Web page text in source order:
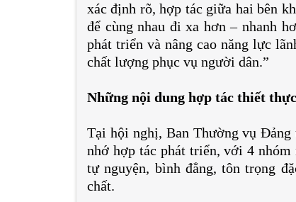
xác định rõ, hợp tác giữa hai bên
để cùng nhau đi xa hơn – nhanh
phát triển và nâng cao năng lực
chất lượng phục vụ người dân.”
Những nội dung hợp tác thiết
Tại hội nghị, Ban Thường vụ
nhớ hợp tác phát triển, với 4
tự nguyện, bình đẳng, tôn trọng
chất.